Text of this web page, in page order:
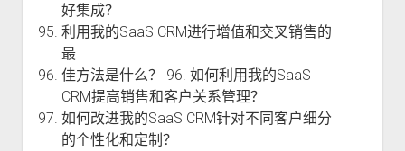
好集成？
利用我的SaaS CRM进行增值和交叉销售的
最
佳方法是什么？ 96. 如何利用我的SaaS
CRM提高销售和客户关系管理？
如何改进我的SaaS CRM针对不同客户细分
的个性化和定制？